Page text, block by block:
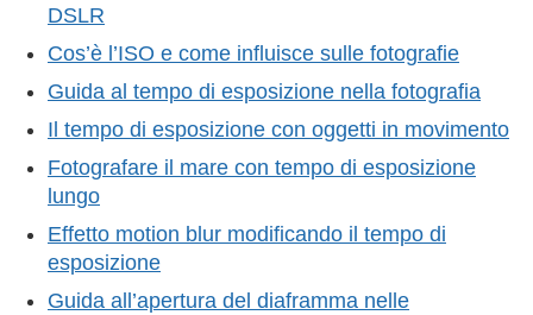
DSLR
Cos’è l’ISO e come influisce sulle fotografie
Guida al tempo di esposizione nella fotografia
Il tempo di esposizione con oggetti in movimento
Fotografare il mare con tempo di esposizione
lungo
Effetto motion blur modificando il tempo di
esposizione
Guida all’apertura del diaframma nelle